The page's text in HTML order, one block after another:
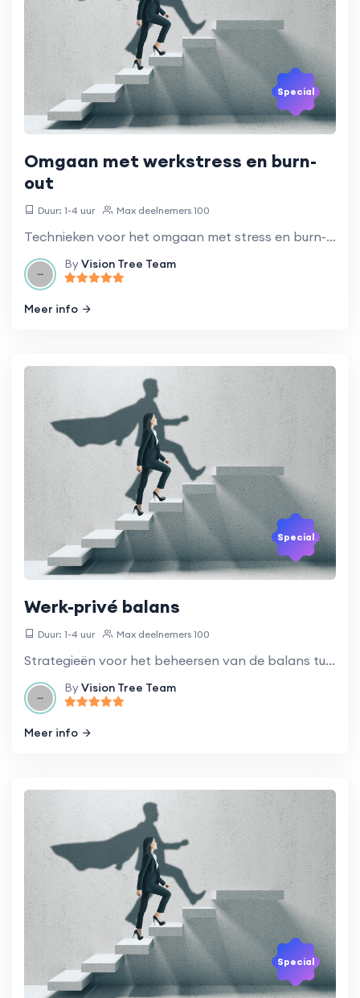
Special
Omgaan met werkstress en burn-
out
Duur: 1-4 uur Max deelnemers 100
Technieken voor het omgaan met stress en burn-out op de werkplek.
ByVision Tree Team
Meer info
Special
Werk-privé balans
Duur: 1-4 uur Max deelnemers 100
Strategieën voor het beheersen van de balans tussen werk- en privéleven.
ByVision Tree Team
Meer info
Special